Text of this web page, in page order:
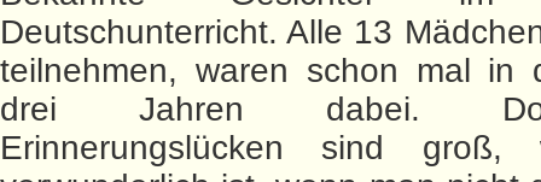
Deutschunterricht. Alle 13
teilnehmen, waren schon mal in
drei Jahren dabei.
Erinnerungslücken sind groß,